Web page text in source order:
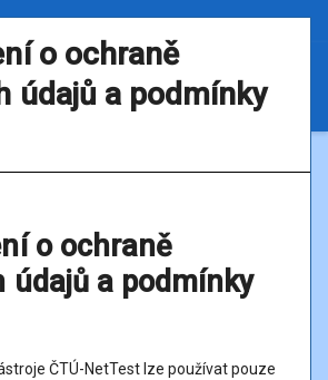
měření
tohoto měření jako průkazná zjištění o
o ochraně
údajů a podmínky
o ochraně
údajů a podmínky
ČTÚ-NetTest lze používat pouze